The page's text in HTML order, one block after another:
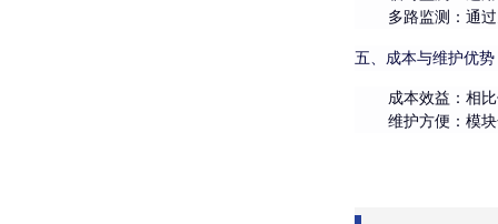
多路监测 ：通
五、成本与维护优势
成本效益 ：相
维护方便 ：模